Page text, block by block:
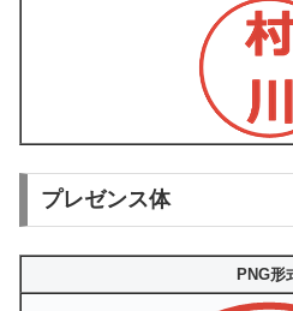
プレゼンス体
PNG形